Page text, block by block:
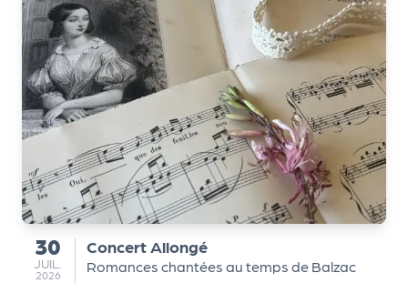
du
30
JUILLET
JUIL.
2026
Concert Allongé
Romances chantées au temps de Balzac